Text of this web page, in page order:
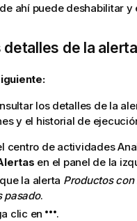
ahí puede deshabilitar y
detalles de la alerta
los detalles de la
y el historial de
centro de actividades
en el panel de la
la alerta Productos
pasado.
clic en
.